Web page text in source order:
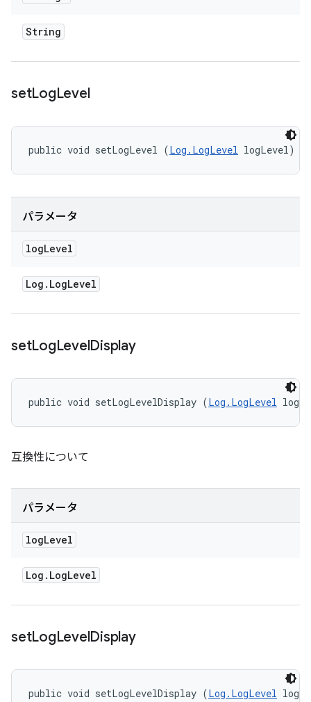
String
setLogLevel
public void setLogLevel (Log.LogLevel logLevel)
パラメータ
logLevel
Log . LogLevel
setLogLevelDisplay
public void setLogLevelDisplay (Log.LogLevel
互換性について
パラメータ
logLevel
Log . LogLevel
setLogLevelDisplay
public void setLogLevelDisplay (Log.LogLevel